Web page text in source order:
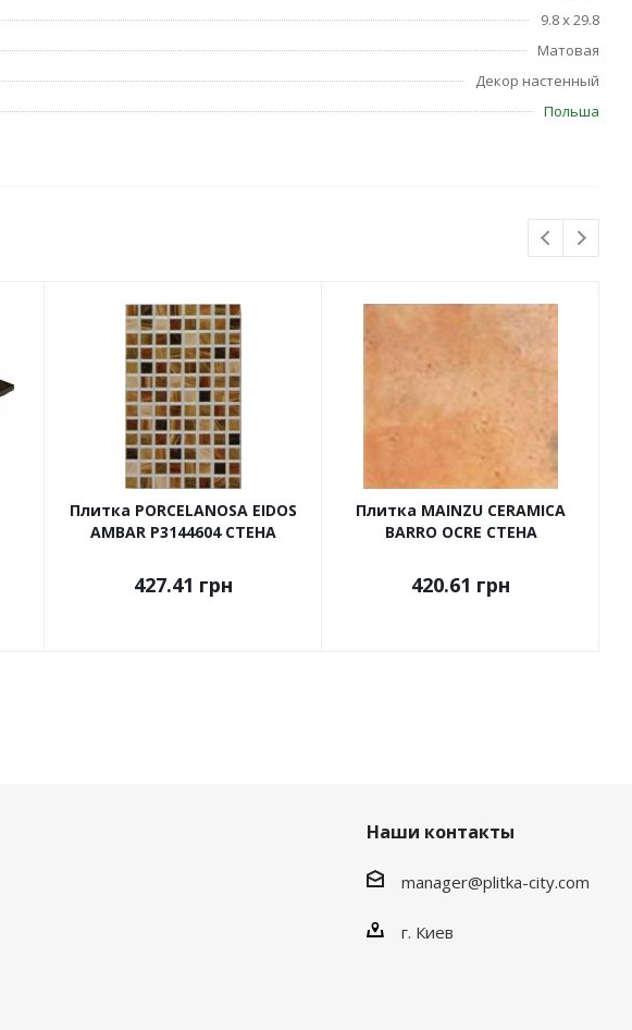
9.8 x 29.8
Матовая
Декор настенный
Польша
Плитка PORCELANOSA EIDOS
AMBAR P3144604 СТЕНА
427.41 грн
Плитка MAINZU CERAMICA
BARRO OCRE СТЕНА
420.61 грн
Наши контакты
manager@plitka-city.com
г. Киев